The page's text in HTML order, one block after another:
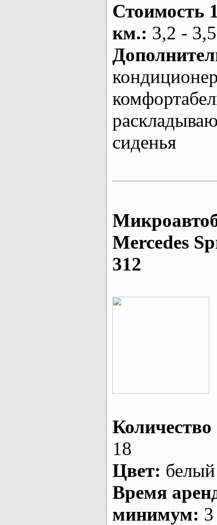
Стоимость
км.: 3,2 -
сиденья
Mеrcedes
312
Количество
18
Цвет: белый
Время
минимум: